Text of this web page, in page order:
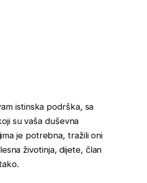
istinska podrška, sa
su vaša duševna
je potrebna, tražili oni
životinja, dijete, član